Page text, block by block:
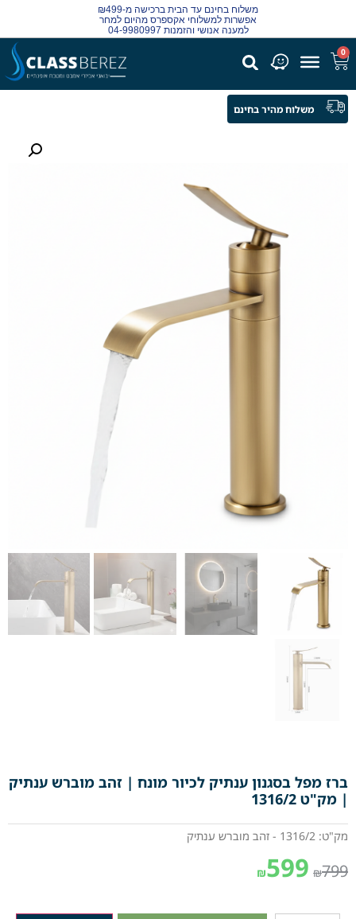
משלוח בחינם עד הבית ברכישה מ-₪499
אפשרות למשלוחי אקספרס מהיום למחר
למענה אנושי והזמנות 04-9980997
0
ברז מפל בסגנון ענתיק לכיור מונח | זהב מוברש ענתיק
| מק"ט 1316/2
מק"ט: 1316/2 - זהב מוברש ענתיק
₪799
₪599
משלוח מהיר בחינם